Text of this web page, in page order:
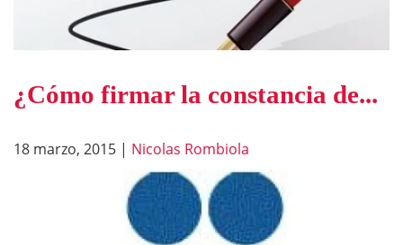
¿Cómo firmar la constancia de...
18 marzo, 2015 | Nicolas Rombiola